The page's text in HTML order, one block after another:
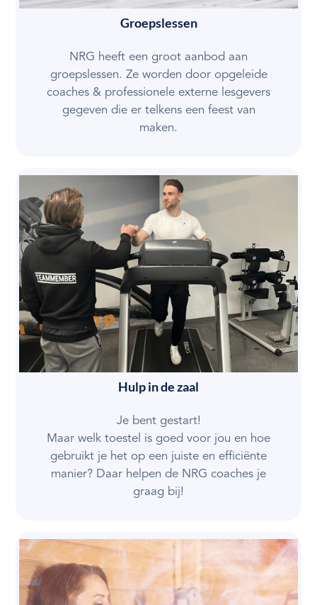
Groepslessen
NRG heeft een groot aanbod aan
groepslessen. Ze worden door opgeleide
coaches & professionele externe lesgevers
gegeven die er telkens een feest van
maken.
Hulp in de zaal
Je bent gestart!
Maar welk toestel is goed voor jou en hoe
gebruikt je het op een juiste en efficiënte
manier? Daar helpen de NRG coaches je
graag bij!